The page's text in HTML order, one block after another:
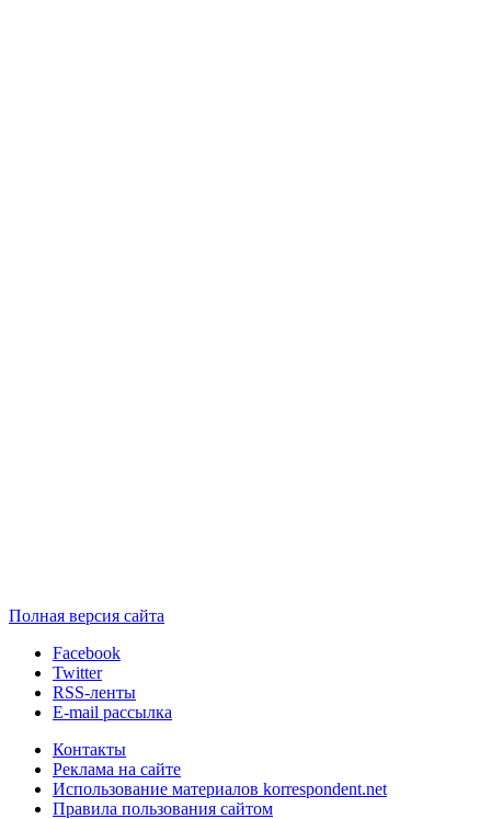
Полная версия сайта
Facebook
Twitter
RSS-ленты
E-mail рассылка
Контакты
Реклама на сайте
Использование материалов korrespondent.net
Правила пользования сайтом